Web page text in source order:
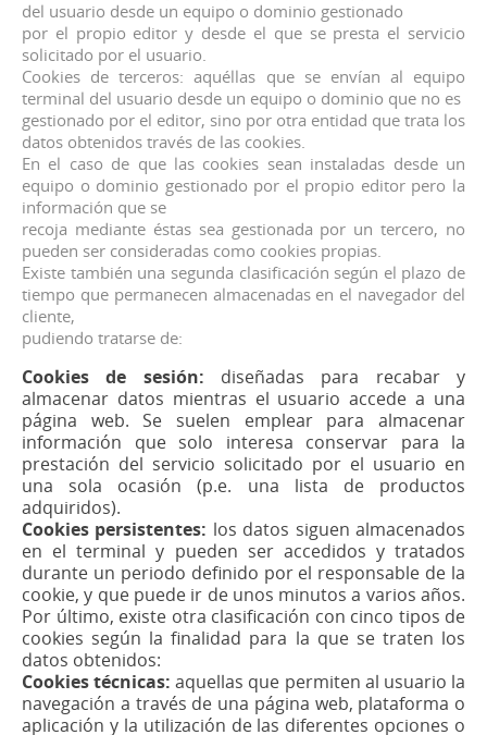
del usuario desde un equipo o dominio gestionado
por el propio editor y desde el que se presta el servicio
solicitado por el usuario.
Cookies de terceros: aquéllas que se envían al equipo
terminal del usuario desde un equipo o dominio que no es
gestionado por el editor, sino por otra entidad que trata los
datos obtenidos través de las cookies.
En el caso de que las cookies sean instaladas desde un
equipo o dominio gestionado por el propio editor pero la
información que se
recoja mediante éstas sea gestionada por un tercero, no
pueden ser consideradas como cookies propias.
Existe también una segunda clasificación según el plazo de
tiempo que permanecen almacenadas en el navegador del
cliente,
pudiendo tratarse de:
Cookies de sesión: diseñadas para recabar y
almacenar datos mientras el usuario accede a una
página web. Se suelen emplear para almacenar
información que solo interesa conservar para la
prestación del servicio solicitado por el usuario en
una sola ocasión (p.e. una lista de productos
adquiridos).
Cookies persistentes: los datos siguen almacenados
en el terminal y pueden ser accedidos y tratados
durante un periodo definido por el responsable de la
cookie, y que puede ir de unos minutos a varios años.
Por último, existe otra clasificación con cinco tipos de
cookies según la finalidad para la que se traten los
datos obtenidos:
Cookies técnicas: aquellas que permiten al usuario la
navegación a través de una página web, plataforma o
aplicación y la utilización de las diferentes opciones o